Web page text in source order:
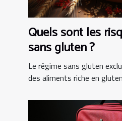
Quels sont les
sans gluten ?
Le régime sans gluten
des aliments riche en